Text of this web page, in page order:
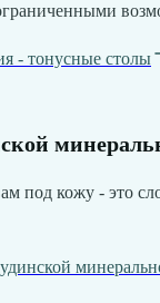
- тонусные столы
под кожу - это